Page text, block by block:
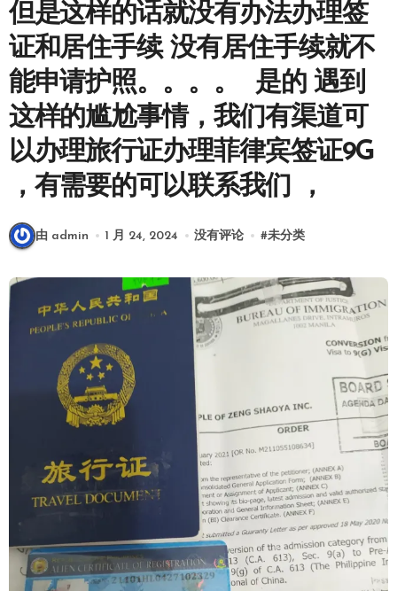
但是这样的话就没有办法办理签
证和居住手续 没有居住手续就不
能申请护照。。。。 是的 遇到
这样的尴尬事情，我们有渠道可
以办理旅行证办理菲律宾签证9G
，有需要的可以联系我们 ，
由 admin 1 月 24, 2024 没有评论 #未分类